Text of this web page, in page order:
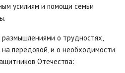
усилиям и помощи семьи
о трудностях,
передовой, и о необходимости
Отечества: